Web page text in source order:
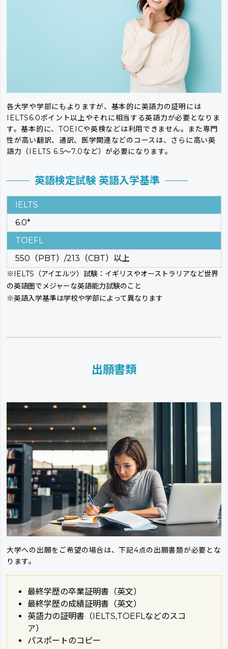
各大学や学部にもよりますが、基本的に英語力の証明には
IELTS6.0ポイント以上やそれに相当する英語力が必要となりま
す。基本的に、TOEICや英検などは利用できません。また専門
性が高い翻訳、通訳、医学関連などのコースは、さらに高い英
語力（IELTS 6.5〜7.0など）が必要になります。
英語検定試験 英語入学基準
IELTS
6.0*
TOEFL
550（PBT）/213（CBT）以上
※IELTS（アイエルツ）試験：イギリスやオーストラリアなど世界
の英語圏でメジャーな英語能力試験のこと
※英語入学基準は学校や学部によって異なります
出願書類
大学への出願をご希望の場合は、下記4点の出願書類が必要とな
ります。
最終学歴の卒業証明書（英文）
最終学歴の成績証明書（英文）
英語力の証明書（IELTS,TOEFLなどのスコ
ア）
パスポートのコピー